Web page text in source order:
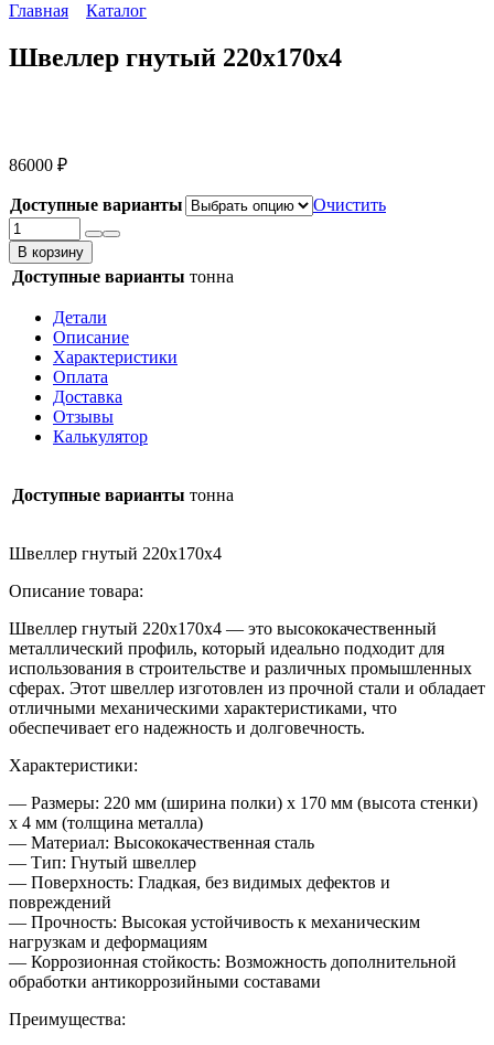
Главная Каталог
Швеллер гнутый 220х170х4
86000 ₽
Доступные варианты
Очистить
Количество
товара
Швеллер
гнутый
В корзину
Доступные варианты тонна
Детали
Описание
Характеристики
Оплата
Доставка
Отзывы
Калькулятор
Доступные варианты тонна
Швеллер гнутый 220х170х4
Описание товара:
Швеллер гнутый 220х170х4 — это высококачественный
металлический профиль, который идеально подходит для
использования в строительстве и различных промышленных
сферах. Этот швеллер изготовлен из прочной стали и обладает
отличными механическими характеристиками, что
обеспечивает его надежность и долговечность.
Характеристики:
— Размеры: 220 мм (ширина полки) x 170 мм (высота стенки)
x 4 мм (толщина металла)
— Материал: Высококачественная сталь
— Тип: Гнутый швеллер
— Поверхность: Гладкая, без видимых дефектов и
повреждений
— Прочность: Высокая устойчивость к механическим
нагрузкам и деформациям
— Коррозионная стойкость: Возможность дополнительной
обработки антикоррозийными составами
Преимущества: